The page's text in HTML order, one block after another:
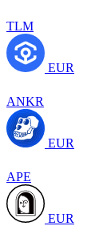
TLM
EUR
ANKR
EUR
APE
EUR